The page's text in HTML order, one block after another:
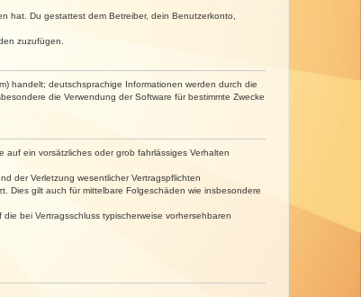
hat. Du gestattest dem Betreiber, dein Benutzerkonto,
zuzufügen.
handelt; deutschsprachige Informationen werden durch die
die Verwendung der Software für bestimmte Zwecke
ein vorsätzliches oder grob fahrlässiges Verhalten
der Verletzung wesentlicher Vertragspflichten
Dies gilt auch für mittelbare Folgeschäden wie insbesondere
bei Vertragsschluss typischerweise vorhersehbaren